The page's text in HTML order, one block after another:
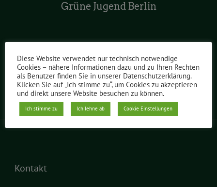
Grüne Jugend Berlin
Grüne Europa
Kontakt
Diese Website verwendet nur technisch notwendige
Cookies – nähere Informationen dazu und zu Ihren Rechten
als Benutzer finden Sie in unserer Datenschutzerklärung.
Klicken Sie auf „Ich stimme zu“, um Cookies zu akzeptieren
und direkt unsere Website besuchen zu können.
Ich stimme zu Ich lehne ab Cookie Einstellungen